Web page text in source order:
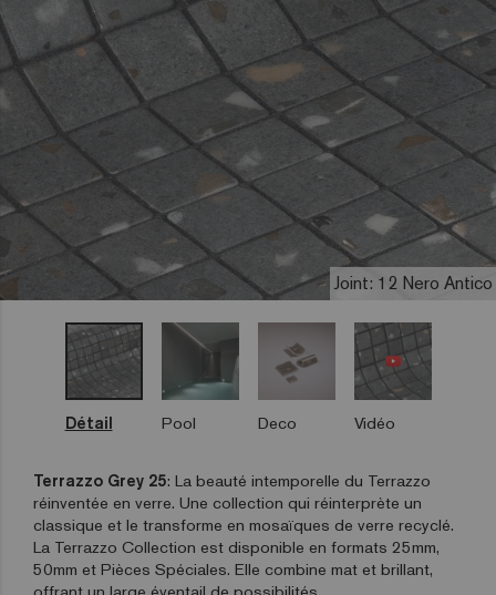
Joint: 12 Nero Antico
Détail Pool Deco Vidéo
Terrazzo Grey 25: La beauté intemporelle du Terrazzo
réinventée en verre. Une collection qui réinterprète un
classique et le transforme en mosaïques de verre recyclé.
La Terrazzo Collection est disponible en formats 25mm,
50mm et Pièces Spéciales. Elle combine mat et brillant,